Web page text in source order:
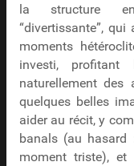
la structure en
“divertissante”, qui
moments
investi,
naturellement des
quelques belles
aider au récit, y
banals (au
moment triste), et